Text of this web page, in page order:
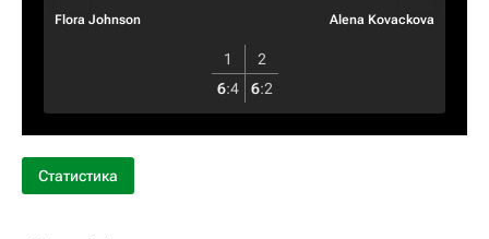
Flora Johnson Alena Kovackova
1
2
6:4 6:2
Статистика